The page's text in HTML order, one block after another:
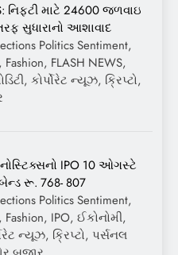
નિફ્ટી માટે 24600 જળવાઇ
સુધારાનો આશાવાદ
Politics Sentiment,
FLASH NEWS,
કોર્પોરેટ ન્યૂઝ, ક્રિપ્ટો,
IPO 10 ઓગસ્ટે
રૂ. 768- 807
Politics Sentiment,
Fashion, IPO, ઈકોનોમી,
ન્યૂઝ, ક્રિપ્ટો, પર્સનલ